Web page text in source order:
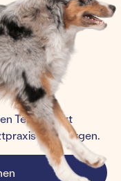
Termin jetzt
von morgen.